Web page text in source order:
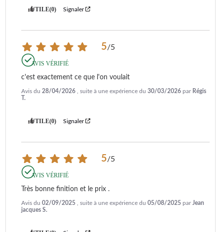
UTILE(0) Signaler
5/5
AVIS VÉRIFIÉ
c'est exactement ce que l'on voulait
Avis du 28/04/2026 , suite à une expérience du 30/03/2026 par Régis
T.
UTILE(0) Signaler
5/5
AVIS VÉRIFIÉ
Très bonne finition et le prix .
Avis du 02/09/2025 , suite à une expérience du 05/08/2025 parJean
jacques S.